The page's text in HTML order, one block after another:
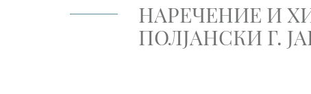
НАРЕЧЕНИЕ И
ПОЛЈАНСКИ Г.